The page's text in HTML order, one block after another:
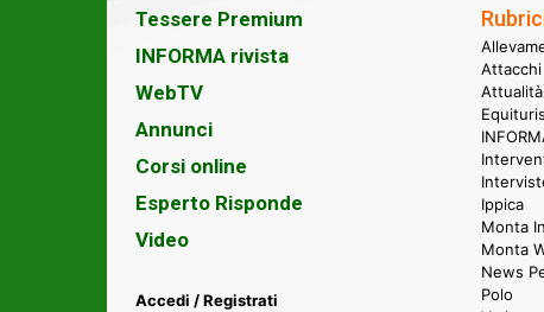
Tessere Premium
INFORMA rivista
WebTV
Annunci
Corsi online
Esperto Risponde
Video
Accedi / Registrati
Attacchi
Ippica
Monta
Monta
News
Polo